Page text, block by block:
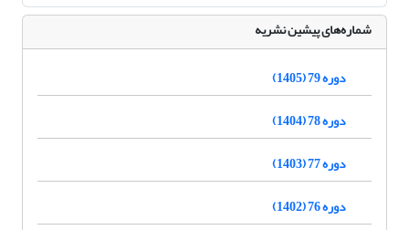
شماره‌های پیشین نشریه
دوره 79 (1405)
دوره 78 (1404)
دوره 77 (1403)
دوره 76 (1402)